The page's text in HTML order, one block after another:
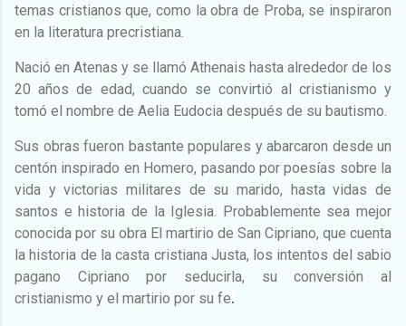
temas cristianos que, como la obra de Proba, se inspiraron
en la literatura precristiana.
Nació en Atenas y se llamó Athenais hasta alrededor de los
20 años de edad, cuando se convirtió al cristianismo y
tomó el nombre de Aelia Eudocia después de su bautismo.
Sus obras fueron bastante populares y abarcaron desde un
centón inspirado en Homero, pasando por poesías sobre la
vida y victorias militares de su marido, hasta vidas de
santos e historia de la Iglesia. Probablemente sea mejor
conocida por su obra El martirio de San Cipriano, que cuenta
la historia de la casta cristiana Justa, los intentos del sabio
pagano Cipriano por seducirla, su conversión al
cristianismo y el martirio por su fe.